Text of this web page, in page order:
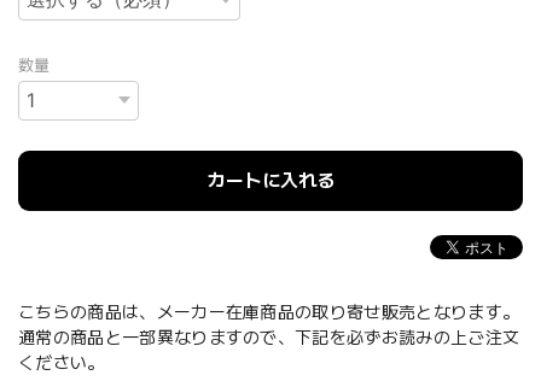
数量
カートに入れる
こちらの商品は、メーカー在庫商品の取り寄せ販売となります。
通常の商品と一部異なりますので、下記を必ずお読みの上ご注文
ください。